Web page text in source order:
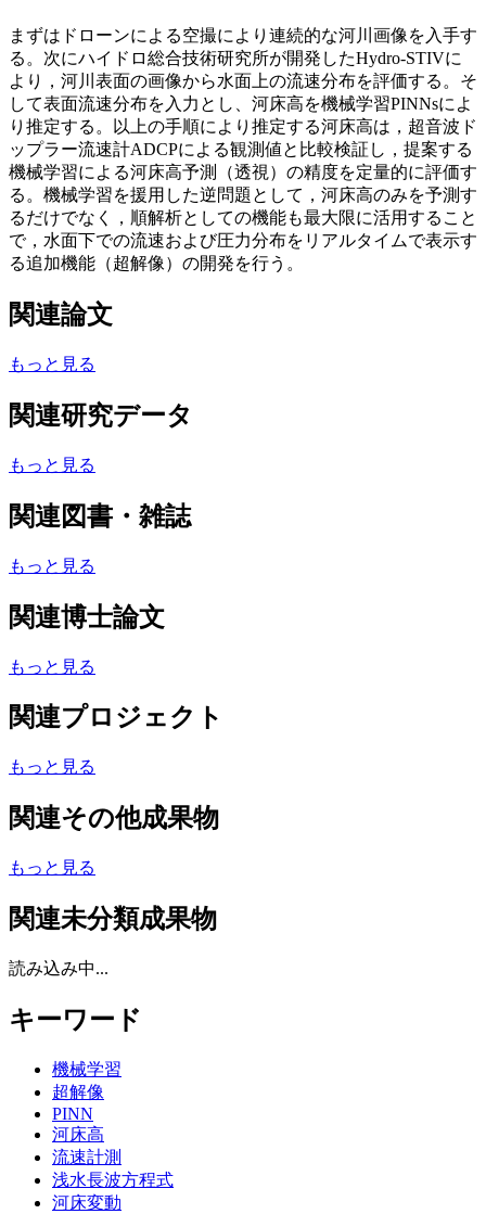
まずはドローンによる空撮により連続的な河川画像を入手す
る。次にハイドロ総合技術研究所が開発したHydro-STIVに
より，河川表面の画像から水面上の流速分布を評価する。そ
して表面流速分布を入力とし、河床高を機械学習PINNsによ
り推定する。以上の手順により推定する河床高は，超音波ド
ップラー流速計ADCPによる観測値と比較検証し，提案する
機械学習による河床高予測（透視）の精度を定量的に評価す
る。機械学習を援用した逆問題として，河床高のみを予測す
るだけでなく，順解析としての機能も最大限に活用すること
で，水面下での流速および圧力分布をリアルタイムで表示す
る追加機能（超解像）の開発を行う。
関連論文
もっと見る
関連研究データ
もっと見る
関連図書・雑誌
もっと見る
関連博士論文
もっと見る
関連プロジェクト
もっと見る
関連その他成果物
もっと見る
関連未分類成果物
読み込み中...
キーワード
機械学習
超解像
PINN
河床高
流速計測
浅水長波方程式
河床変動